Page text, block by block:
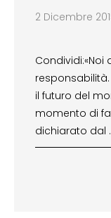
2 Dicembre
il futuro del
momento di
dichiarato dal